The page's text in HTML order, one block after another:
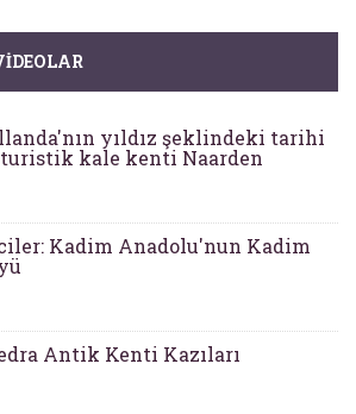
yıldız şeklindeki tarihi
kale kenti Naarden
Kadim Anadolu'nun Kadim
Antik Kenti Kazıları